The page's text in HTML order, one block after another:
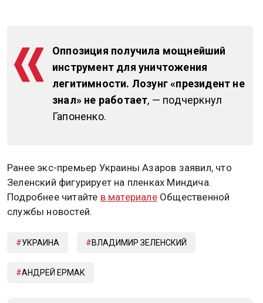
Оппозиция получила мощнейший
инструмент для уничтожения
легитимности. Лозунг «президент не
знал» не работает, — подчеркнул
Гапоненко.
Ранее экс-премьер Украины Азаров заявил, что
Зеленский фигурирует на пленках Миндича.
Подробнее читайте в материалеОбщественной
службы новостей.
УКРАИНА ВЛАДИМИР ЗЕЛЕНСКИЙ
АНДРЕЙ ЕРМАК